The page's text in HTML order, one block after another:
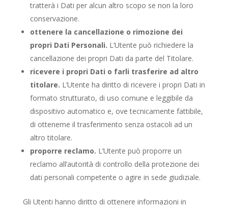
tratterà i Dati per alcun altro scopo se non la loro
conservazione.
ottenere la cancellazione o rimozione dei
propri Dati Personali. L’Utente può richiedere la
cancellazione dei propri Dati da parte del Titolare.
ricevere i propri Dati o farli trasferire ad altro
titolare. L’Utente ha diritto di ricevere i propri Dati in
formato strutturato, di uso comune e leggibile da
dispositivo automatico e, ove tecnicamente fattibile,
di ottenerne il trasferimento senza ostacoli ad un
altro titolare.
proporre reclamo. L’Utente può proporre un
reclamo all’autorità di controllo della protezione dei
dati personali competente o agire in sede giudiziale.
Gli Utenti hanno diritto di ottenere informazioni in